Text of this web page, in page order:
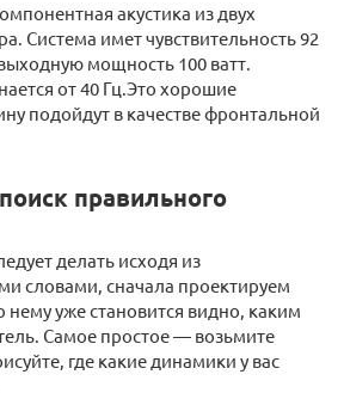
акустика из двух
Система имет чувствительность 92
мощность 100 ватт.
от 40 Гц.Это хорошие
подойдут в качестве фронтальной
правильного
делать исходя из
словами, сначала проектируем
нему уже становится видно, каким
Самое простое — возьмите
где какие динамики у вас